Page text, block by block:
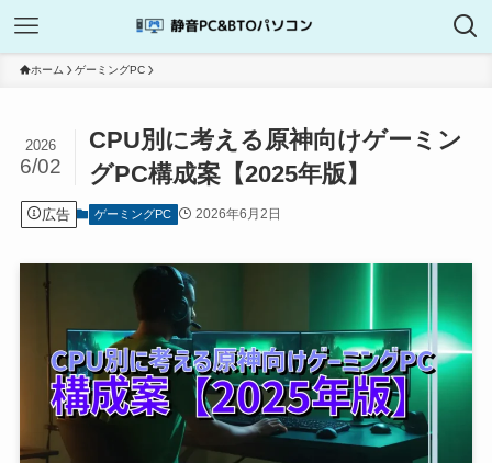
ホーム ゲーミングPC
CPU別に考える原神向けゲーミン
グPC構成案【2025年版】
2026
6/02
広告 ゲーミングPC 2026年6月2日